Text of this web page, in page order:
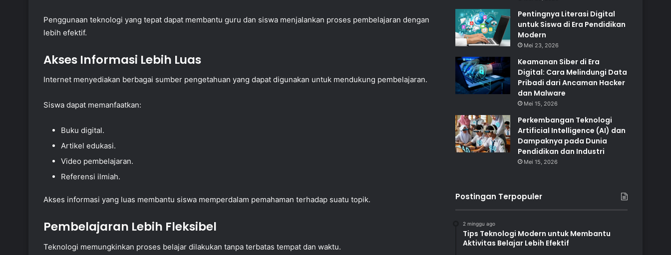
Penggunaan teknologi yang tepat dapat membantu guru dan siswa menjalankan proses pembelajaran dengan
lebih efektif.
Akses Informasi Lebih Luas
Internet menyediakan berbagai sumber pengetahuan yang dapat digunakan untuk mendukung pembelajaran.
Siswa dapat memanfaatkan:
Buku digital.
Artikel edukasi.
Video pembelajaran.
Referensi ilmiah.
Akses informasi yang luas membantu siswa memperdalam pemahaman terhadap suatu topik.
Pembelajaran Lebih Fleksibel
Teknologi memungkinkan proses belajar dilakukan tanpa terbatas tempat dan waktu.
Pentingnya Literasi Digital
untuk Siswa di Era Pendidikan
Modern
Mei 23, 2026
Keamanan Siber di Era
Digital: Cara Melindungi Data
Pribadi dari Ancaman Hacker
dan Malware
Mei 15, 2026
Perkembangan Teknologi
Artificial Intelligence (AI) dan
Dampaknya pada Dunia
Pendidikan dan Industri
Mei 15, 2026
Postingan Terpopuler
2 minggu ago
Tips Teknologi Modern untuk Membantu
Aktivitas Belajar Lebih Efektif